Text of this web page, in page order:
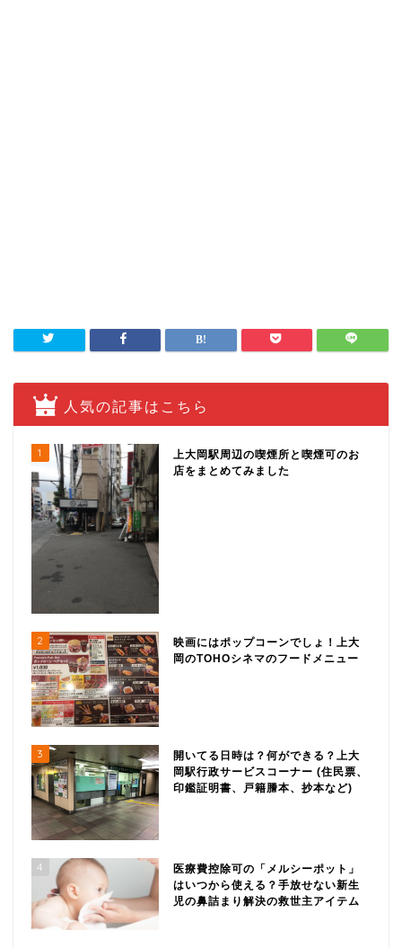
人気の記事はこちら
1
上大岡駅周辺の喫煙所と喫煙可のお
店をまとめてみました
2
映画にはポップコーンでしょ！上大
岡のTOHOシネマのフードメニュー
3
開いてる日時は？何ができる？上大
岡駅行政サービスコーナー (住民票、
印鑑証明書、戸籍謄本、抄本など)
4
医療費控除可の「メルシーポット」
はいつから使える？手放せない新生
児の鼻詰まり解決の救世主アイテム